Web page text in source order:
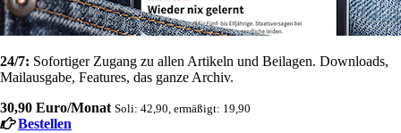
24/7: Sofortiger Zugang zu allen Artikeln und Beilagen. Downloads,
Mailausgabe, Features, das ganze Archiv.
30,90 Euro/Monat Soli: 42,90, ermäßigt: 19,90
Bestellen